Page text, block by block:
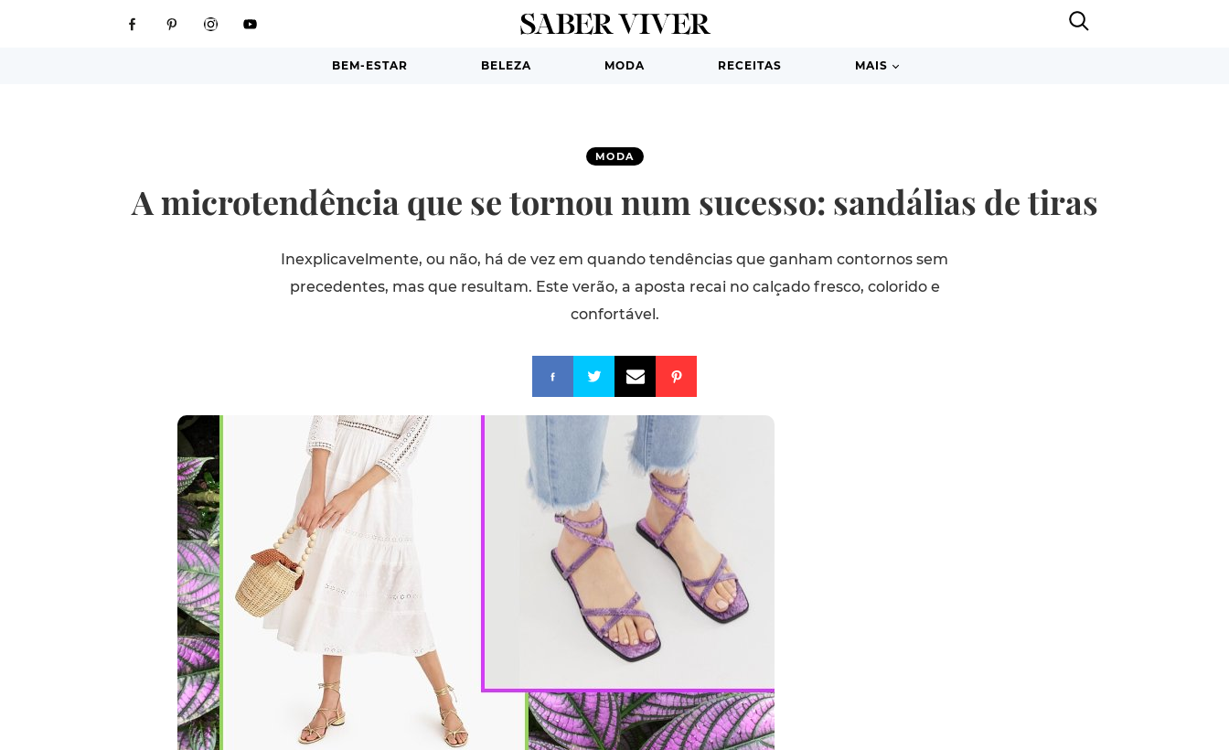
BEM-ESTAR BELEZA MODA RECEITAS MAIS
MODA
A microtendência que se tornou num sucesso: sandálias de tiras
Inexplicavelmente, ou não, há de vez em quando tendências que ganham contornos sem
precedentes, mas que resultam. Este verão, a aposta recai no calçado fresco, colorido e
confortável.